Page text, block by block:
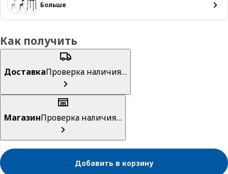
Больше
Как получить
ДоставкаПроверка наличия…
МагазинПроверка наличия…
Добавить в корзину